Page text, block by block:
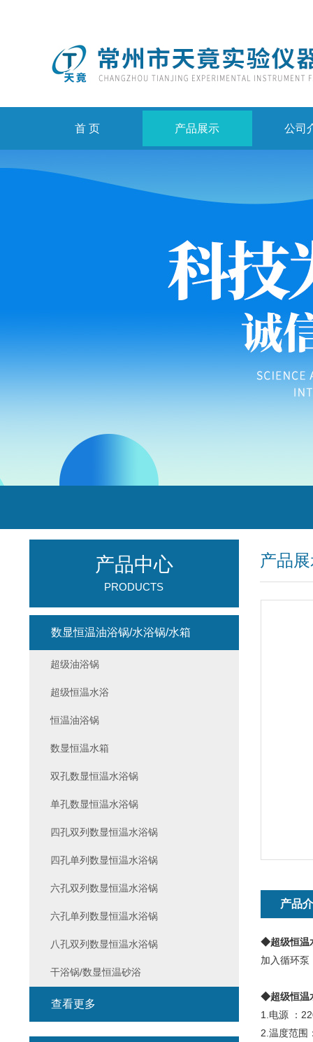
首 页 产品展示 公司
产品
产品
◆超级恒温
加入循环泵
◆超级恒温
1.电源 ：
2.温度范
产品中心
PRODUCTS
数显恒温油浴锅/水浴锅/水箱
超级油浴锅
超级恒温水浴
恒温油浴锅
数显恒温水箱
双孔数显恒温水浴锅
单孔数显恒温水浴锅
四孔双列数显恒温水浴锅
四孔单列数显恒温水浴锅
六孔双列数显恒温水浴锅
六孔单列数显恒温水浴锅
八孔双列数显恒温水浴锅
干浴锅/数显恒温砂浴
查看更多